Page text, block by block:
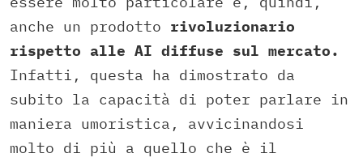
anche un prodotto rivoluzionario
rispetto alle AI diffuse sul mercato.
Infatti, questa ha dimostrato da
subito la capacità di poter parlare in
maniera umoristica, avvicinandosi
molto di più a quello che è il